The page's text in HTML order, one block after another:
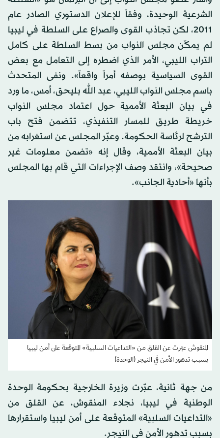
الشرعية الوحيدة، وفقاً للإعلان الدستوري الصادر عام
2011، لكن تجاذب القوى والصراع على السلطة في ليبيا
لم يمكّن مجلس النواب من بسط السلطة على كامل
التراب الليبي، الأمر الذي اضطره إلى التعامل مع بعض
القوى السياسية بوصفه أمراً واقعاً». ونفى المتحدث
باسم مجلس النواب الليبي، عبد الله بليحق، أمس، ما ورد
في بيان البعثة الأممية حول اعتماد مجلس النواب
خريطة طريق للمسار التنفيذي، تتضمن فتح باب
الترشح لرئاسة الحكومة. وعبّر المجلس عن استغرابه من
بيان البعثة الأممية، وقال إنه «تضمن معلومات غير
صحيحة»، وانتقد وصف الإجراءات التي قام بها المجلس
بأنها «أحادية الجانب».
المنقوش عبّرت عن القلق من «التداعيات السلبية» المتوقعة على أمن ليبيا
بسبب تدهور الأمن في النيجر (الوحدة)
من جهة ثانية، عبّرت وزيرة الخارجية بحكومة الوحدة
الوطنية في ليبيا، نجلاء المنقوش، عن القلق من
«التداعيات السلبية» المتوقعة على أمن ليبيا واستقرارها
بسبب تدهور الأمن في النيجر.